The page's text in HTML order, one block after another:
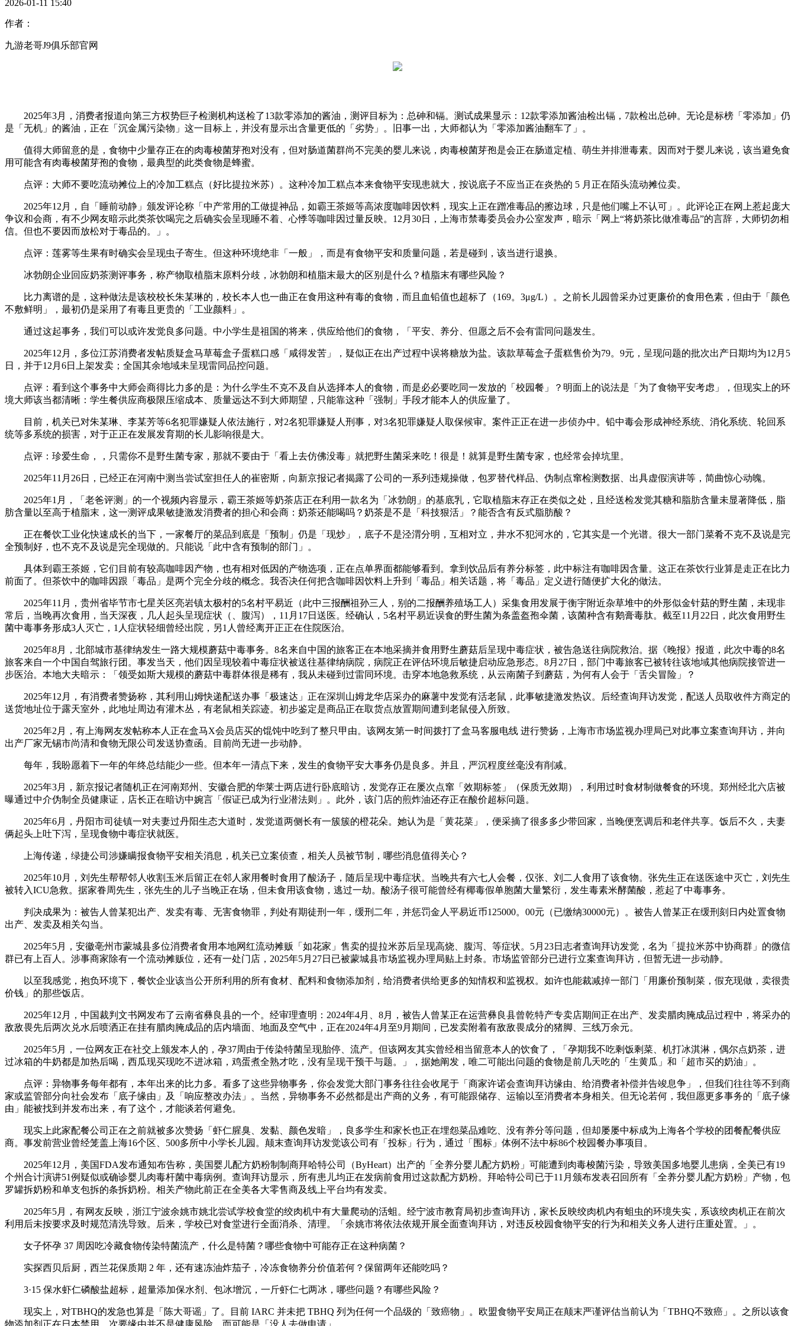
2026-01-11 15:40
作者：
九游老哥J9俱乐部官网
2025年3月，消费者报道向第三方权势巨子检测机构送检了13款零添加的酱油，测评目标为：总砷和镉。测试成果显示：12款零添加酱油检出镉，7款检出总砷。无论是标榜「零添加」仍
是「无机」的酱油，正在「沉金属污染物」这一目标上，并没有显示出含量更低的「劣势」。旧事一出，大师都认为「零添加酱油翻车了」。
值得大师留意的是，食物中少量存正在的肉毒梭菌芽孢对没有，但对肠道菌群尚不完美的婴儿来说，肉毒梭菌芽孢是会正在肠道定植、萌生并排泄毒素。因而对于婴儿来说，该当避免食
用可能含有肉毒梭菌芽孢的食物，最典型的此类食物是蜂蜜。
点评：大师不要吃流动摊位上的冷加工糕点（好比提拉米苏）。这种冷加工糕点本来食物平安现患就大，按说底子不应当正在炎热的 5 月正在陌头流动摊位卖。
2025年12月，自「睡前动静」颁发评论称「中产常用的工做提神品，如霸王茶姬等高浓度咖啡因饮料，现实上正在蹭准毒品的擦边球，只是他们嘴上不认可」。此评论正在网上惹起庞大
争议和会商，有不少网友暗示此类茶饮喝完之后确实会呈现睡不着、心悸等咖啡因过量反映。12月30日，上海市禁毒委员会办公室发声，暗示「网上“将奶茶比做准毒品”的言辞，大师切勿相
信。但也不要因而放松对于毒品的。」。
点评：莲雾等生果有时确实会呈现虫子寄生。但这种环境绝非「一般」，而是有食物平安和质量问题，若是碰到，该当进行退换。
冰勃朗企业回应奶茶测评事务，称产物取植脂末原料分歧，冰勃朗和植脂末最大的区别是什么？植脂末有哪些风险？
比力离谱的是，这种做法是该校校长朱某琳的，校长本人也一曲正在食用这种有毒的食物，而且血铅值也超标了（169。3μg/L）。之前长儿园曾采办过更廉价的食用色素，但由于「颜色
不敷鲜明」，最初仍是采用了有毒且更贵的「工业颜料」。
通过这起事务，我们可以或许发觉良多问题。中小学生是祖国的将来，供应给他们的食物，「平安、养分、但愿之后不会有雷同问题发生。
2025年12月，多位江苏消费者发帖质疑盒马草莓盒子蛋糕口感「咸得发苦」，疑似正在出产过程中误将糖放为盐。该款草莓盒子蛋糕售价为79。9元，呈现问题的批次出产日期均为12月5
日，并于12月6日上架发卖；全国其余地域未呈现雷同品控问题。
点评：看到这个事务中大师会商得比力多的是：为什么学生不克不及自从选择本人的食物，而是必必要吃同一发放的「校园餐」？明面上的说法是「为了食物平安考虑」，但现实上的环
境大师该当都清晰：学生餐供应商极限压缩成本、质量远达不到大师期望，只能靠这种「强制」手段才能本人的供应量了。
目前，机关已对朱某琳、李某芳等6名犯罪嫌疑人依法施行，对2名犯罪嫌疑人刑事，对3名犯罪嫌疑人取保候审。案件正正在进一步侦办中。铅中毒会形成神经系统、消化系统、轮回系
统等多系统的损害，对于正正在发展发育期的长儿影响很是大。
点评：珍爱生命，，只需你不是野生菌专家，那就不要由于「看上去仿佛没毒」就把野生菌采来吃！很是！就算是野生菌专家，也经常会掉坑里。
2025年11月26日，已经正在河南中测当尝试室担任人的崔密斯，向新京报记者揭露了公司的一系列违规操做，包罗替代样品、伪制点窜检测数据、出具虚假演讲等，简曲惊心动魄。
2025年1月，「老爸评测」的一个视频内容显示，霸王茶姬等奶茶店正在利用一款名为「冰勃朗」的基底乳，它取植脂末存正在类似之处，且经送检发觉其糖和脂肪含量未显著降低，脂
肪含量以至高于植脂末，这一测评成果敏捷激发消费者的担心和会商：奶茶还能喝吗？奶茶是不是「科技狠活」？能否含有反式脂肪酸？
正在餐饮工业化快速成长的当下，一家餐厅的菜品到底是「预制」仍是「现炒」，底子不是泾渭分明，互相对立，井水不犯河水的，它其实是一个光谱。很大一部门菜肴不克不及说是完
全预制好，也不克不及说是完全现做的。只能说「此中含有预制的部门」。
具体到霸王茶姬，它们目前有较高咖啡因产物，也有相对低因的产物选项，正在点单界面都能够看到。拿到饮品后有养分标签，此中标注有咖啡因含量。这正在茶饮行业算是走正在比力
前面了。但茶饮中的咖啡因跟「毒品」是两个完全分歧的概念。我否决任何把含咖啡因饮料上升到「毒品」相关话题，将「毒品」定义进行随便扩大化的做法。
2025年11月，贵州省毕节市七星关区亮岩镇太极村的5名村平易近（此中三报酬祖孙三人，别的二报酬养殖场工人）采集食用发展于衡宇附近杂草堆中的外形似金针菇的野生菌，未现非
常后，当晚再次食用，当天深夜，几人起头呈现症状（、腹泻），11月17日送医。经确认，5名村平易近误食的野生菌为条盖盔孢伞菌，该菌种含有鹅膏毒肽。截至11月22日，此次食用野生
菌中毒事务形成3人灭亡，1人症状轻细曾经出院，另1人曾经离开正正在住院医治。
2025年8月，北部城市基律纳发生一路大规模蘑菇中毒事务。8名来自中国的旅客正在本地采摘并食用野生蘑菇后呈现中毒症状，被告急送往病院救治。据《晚报》报道，此次中毒的8名
旅客来自一个中国自驾旅行团。事发当天，他们因呈现较着中毒症状被送往基律纳病院，病院正在评估环境后敏捷启动应急形态。8月27日，部门中毒旅客已被转往该地域其他病院接管进一
步医治。本地大夫暗示：「领受如斯大规模的蘑菇中毒群体很是稀有，我从未碰到过雷同环境。击穿本地急救系统，从云南菌子到蘑菇，为何有人会于「舌尖冒险」？
2025年12月，有消费者赞扬称，其利用山姆快递配送办事「极速达」正在深圳山姆龙华店采办的麻薯中发觉有活老鼠，此事敏捷激发热议。后经查询拜访发觉，配送人员取收件方商定的
送货地址位于露天室外，此地址周边有灌木丛，有老鼠相关踪迹。初步鉴定是商品正在取货点放置期间遭到老鼠侵入所致。
2025年2月，有上海网友发帖称本人正在盒马X会员店买的馄饨中吃到了整只甲由。该网友第一时间拨打了盒马客服电线 进行赞扬，上海市市场监视办理局已对此事立案查询拜访，并向
出产厂家无锡市尚清和食物无限公司发送协查函。目前尚无进一步动静。
每年，我盼愿着下一年的年终总结能少一些。但本年一清点下来，发生的食物平安大事务仍是良多。并且，严沉程度丝毫没有削减。
2025年3月，新京报记者随机正在河南郑州、安徽合肥的华莱士两店进行卧底暗访，发觉存正在屡次点窜「效期标签」（保质无效期），利用过时食材制做餐食的环境。郑州经北六店被
曝通过中介伪制全员健康证，店长正在暗访中婉言「假证已成为行业潜法则」。此外，该门店的煎炸油还存正在酸价超标问题。
2025年6月，丹阳市司徒镇一对夫妻过丹阳生态大道时，发觉道两侧长有一簇簇的橙花朵。她认为是「黄花菜」，便采摘了很多多少带回家，当晚便烹调后和老伴共享。饭后不久，夫妻
俩起头上吐下泻，呈现食物中毒症状就医。
上海传递，绿捷公司涉嫌瞒报食物平安相关消息，机关已立案侦查，相关人员被节制，哪些消息值得关心？
2025年10月，刘先生帮帮邻人收割玉米后留正在邻人家用餐时食用了酸汤子，随后呈现中毒症状。当晚共有六七人会餐，仅张、刘二人食用了该食物。张先生正在送医途中灭亡，刘先生
被转入ICU急救。据家眷周先生，张先生的儿子当晚正在场，但未食用该食物，逃过一劫。酸汤子很可能曾经有椰毒假单胞菌大量繁衍，发生毒素米酵菌酸，惹起了中毒事务。
判决成果为：被告人曾某犯出产、发卖有毒、无害食物罪，判处有期徒刑一年，缓刑二年，并惩罚金人平易近币125000。00元（已缴纳30000元）。被告人曾某正在缓刑刻日内处置食物
出产、发卖及相关勾当。
2025年5月，安徽亳州市蒙城县多位消费者食用本地网红流动摊贩「如花家」售卖的提拉米苏后呈现高烧、腹泻、等症状。5月23日志者查询拜访发觉，名为「提拉米苏中协商群」的微信
群已有上百人。涉事商家除有一个流动摊贩位，还有一处门店，2025年5月27日已被蒙城县市场监视办理局贴上封条。市场监管部分已进行立案查询拜访，但暂无进一步动静。
以至我感觉，抱负环境下，餐饮企业该当公开所利用的所有食材、配料和食物添加剂，给消费者供给更多的知情权和监视权。如许也能裁减掉一部门「用廉价预制菜，假充现做，卖很贵
价钱」的那些饭店。
2025年12月，中国裁判文书网发布了云南省彝良县的一个。经审理查明：2024年4月、8月，被告人曾某正在运营彝良县曾乾特产专卖店期间正在出产、发卖腊肉腌成品过程中，将采办的
敌敌畏先后两次兑水后喷洒正在挂有腊肉腌成品的店内墙面、地面及空气中，正在2024年4月至9月期间，已发卖附着有敌敌畏成分的猪脚、三线万余元。
2025年5月，一位网友正在社交上颁发本人的，孕37周由于传染特菌呈现胎停、流产。但该网友其实曾经相当留意本人的饮食了，「孕期我不吃剩饭剩菜、机打冰淇淋，偶尔点奶茶，进
过冰箱的牛奶都是加热后喝，西瓜现买现吃不进冰箱，鸡蛋煮全熟才吃，没有呈现干预干与题。」，据她阐发，唯二可能出问题的食物是前几天吃的「生黄瓜」和「超市买的奶油」。
点评：异物事务每年都有，本年出来的比力多。看多了这些异物事务，你会发觉大部门事务往往会收尾于「商家许诺会查询拜访缘由、给消费者补偿并告竣息争」，但我们往往等不到商
家或监管部分向社会发布「底子缘由」及「响应整改办法」。当然，异物事务不必然都是出产商的义务，有可能跟储存、运输以至消费者本身相关。但无论若何，我但愿更多事务的「底子缘
由」能被找到并发布出来，有了这个，才能谈若何避免。
现实上此家配餐公司正在之前就被多次赞扬「虾仁腥臭、发黏、颜色发暗」，良多学生和家长也正在埋怨菜品难吃、没有养分等问题，但却屡屡中标成为上海各个学校的团餐配餐供应
商。事发前营业曾经笼盖上海16个区、500多所中小学长儿园。颠末查询拜访发觉该公司有「投标」行为，通过「围标」体例不法中标86个校园餐办事项目。
2025年12月，美国FDA发布通知布告称，美国婴儿配方奶粉制制商拜哈特公司（ByHeart）出产的「全养分婴儿配方奶粉」可能遭到肉毒梭菌污染，导致美国多地婴儿患病，全美已有19
个州合计演讲51例疑似或确诊婴儿肉毒杆菌中毒病例。查询拜访显示，所有患儿均正在发病前食用过这款配方奶粉。拜哈特公司已于11月颁布发表召回所有「全养分婴儿配方奶粉」产物，包
罗罐拆奶粉和单支包拆的条拆奶粉。相关产物此前正在全美各大零售商及线上平台均有发卖。
2025年5月，有网友反映，浙江宁波余姚市姚北尝试学校食堂的绞肉机中有大量爬动的活蛆。经宁波市教育局初步查询拜访，家长反映绞肉机内有蛆虫的环境失实，系该绞肉机正在前次
利用后未按要求及时规范清洗导致。后来，学校已对食堂进行全面消杀、清理。「余姚市将依法依规开展全面查询拜访，对违反校园食物平安的行为和相关义务人进行庄重处置。」。
女子怀孕 37 周因吃冷藏食物传染特菌流产，什么是特菌？哪些食物中可能存正在这种病菌？
实探西贝后厨，西兰花保质期 2 年，还有速冻油炸茄子，冷冻食物养分价值若何？保留两年还能吃吗？
3·15 保水虾仁磷酸盐超标，超量添加保水剂、包冰增沉，一斤虾仁七两冰，哪些问题？有哪些风险？
现实上，对TBHQ的发急也算是「陈大哥谣」了。目前 IARC 并未把 TBHQ 列为任何一个品级的「致癌物」。欧盟食物平安局正在颠末严谨评估当前认为「TBHQ不致癌」。之所以该食